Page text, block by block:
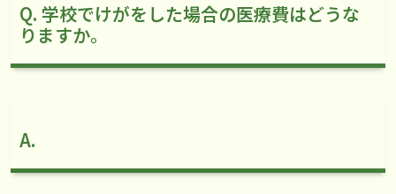
Q. 学校でけがをした場合の医療費はどうな
りますか。
A.